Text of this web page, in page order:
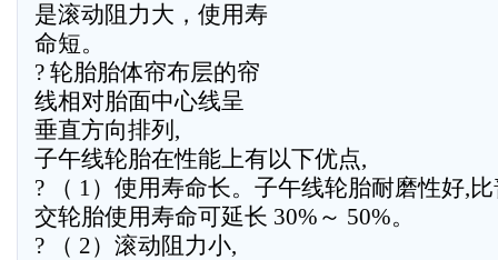
是滚动阻力大，使用寿
命短。
? 轮胎胎体帘布层的帘
线相对胎面中心线呈
垂直方向排列,
子午线轮胎在性能上有以下优点,
? （ 1）使用寿命长。子午线轮胎耐磨性好,
交轮胎使用寿命可延长 30%～ 50%。
? （ 2）滚动阻力小,